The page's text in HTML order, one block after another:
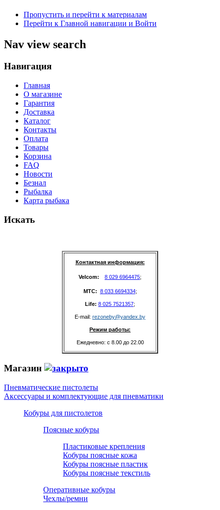
Пропустить и перейти к материалам
Перейти к Главной навигации и Войти
Nav view search
Навигация
Главная
О магазине
Гарантия
Доставка
Каталог
Контакты
Оплата
Товары
Корзина
FAQ
Новости
Безнал
Рыбалка
Карта рыбака
Искать
Контактная информация:
Velcom: 8 029 6964475;
MTC: 8 033 6694334;
Life: 8 025 7521357;
E-mail: rezoneby@yandex.by
Режим работы:
Ежедневно: с 8.00 до 22.00
Магазин
Пневматические пистолеты
Аксессуары и комплектующие для пневматики
Кобуры для пистолетов
Поясные кобуры
Пластиковые крепления
Кобуры поясные кожа
Кобуры поясные пластик
Кобуры поясные текстиль
Оперативные кобуры
Чехлы/ремни